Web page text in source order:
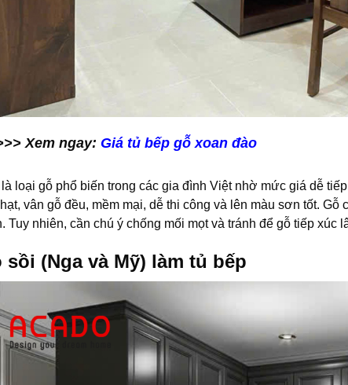
Xem ngay: Giá tủ bếp gỗ xoan đào
loại gỗ phổ biến trong các gia đình Việt nhờ mức giá dễ
vân gỗ đều, mềm mại, dễ thi công và lên màu sơn tốt.
Tuy nhiên, cần chú ý chống mối mọt và tránh để gỗ tiếp xúc
sồi (Nga và Mỹ) làm tủ bếp